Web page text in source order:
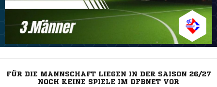
FÜR DIE MANNSCHAFT LIEGEN IN DER SAISON 26/27
NOCH KEINE SPIELE IM DFBNET VOR